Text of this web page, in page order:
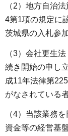
（2）地方自治
4第1項の規定に
茨城県の入札参
（3）会社更生
続き開始の申し
成11年法律第
がなされている
（4）当該業務
資金等の経営基